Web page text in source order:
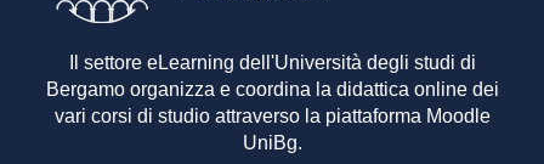
Il settore eLearning dell'Università degli studi di
Bergamo organizza e coordina la didattica online dei
vari corsi di studio attraverso la piattaforma Moodle
UniBg.